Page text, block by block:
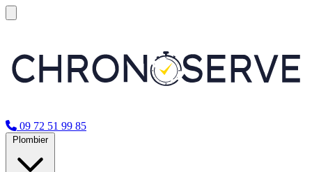
09 72 51 99 85
Plombier